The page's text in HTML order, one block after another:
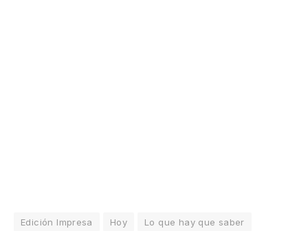
Edición Impresa Hoy Lo que hay que saber